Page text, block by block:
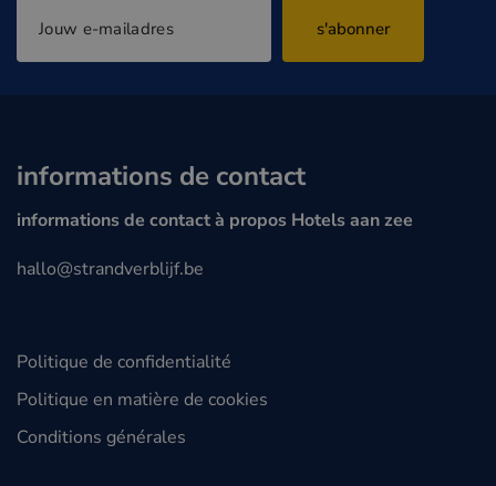
s'abonner
informations de contact
informations de contact à propos Hotels aan zee
hallo@strandverblijf.be
Politique de confidentialité
Politique en matière de cookies
Conditions générales